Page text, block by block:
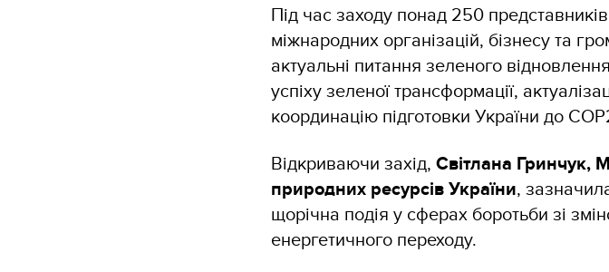
Під час заходу понад 250
міжнародних організацій, бізнесу та
актуальні питання зеленого
успіху зеленої трансформації,
координацію підготовки України до
Відкриваючи захід, Світлана Гринчук,
природних ресурсів України,
щорічна подія у сферах боротьби зі
енергетичного переходу.